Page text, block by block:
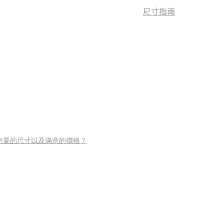
尺寸指南
要的尺寸以及滿意的價格？